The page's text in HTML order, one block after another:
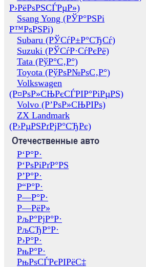
Р›РёРѕРЅСЃРµР»)
Ssang Yong (РЎР°РЅРі
Р™РѕРЅРі)
Subaru (РЎСѓР±Р°СЂСѓ)
Suzuki (РЎСѓР·СѓРєРё)
Tata (РўР°С‚Р°)
Toyota (РўРѕР№РѕС‚Р°)
Volkswagen
(Р¤РѕР»СЊРєСЃРІР°РіРµРЅ)
Volvo (Р’РѕР»СЊРІРѕ)
ZX Landmark
(Р›РµРЅРґРјР°СЂРє)
Отечественные авто
Р‘Р°Р·
Р‘РѕРіРґР°РЅ
Р’Р°Р·
Р“Р°Р·
Р—Р°Р·
Р—РёР»
РљР°РјР°Р·
РљСЂР°Р·
Р›Р°Р·
РњР°Р·
РњРѕСЃРєРІРёС‡